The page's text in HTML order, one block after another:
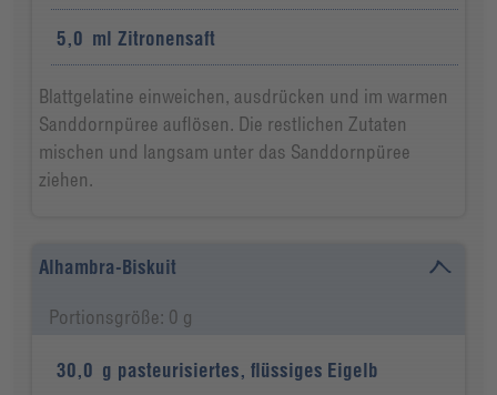
5,0 ml Zitronensaft
Blattgelatine einweichen, ausdrücken und im warmen
Sanddornpüree auflösen. Die restlichen Zutaten
mischen und langsam unter das Sanddornpüree
ziehen.
Alhambra-Biskuit
Portionsgröße: 0 g
30,0 g pasteurisiertes, flüssiges Eigelb